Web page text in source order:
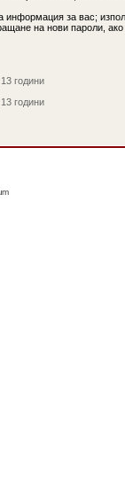
за вас;
на нови пароли, ако
13 години
13 години